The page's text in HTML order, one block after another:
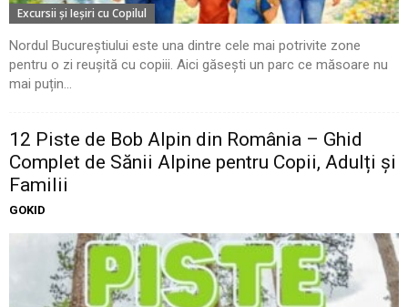
Excursii şi Ieşiri cu Copilul
Nordul Bucureștiului este una dintre cele mai potrivite zone
pentru o zi reușită cu copiii. Aici găsești un parc ce măsoare nu
mai puțin...
12 Piste de Bob Alpin din România – Ghid
Complet de Sănii Alpine pentru Copii, Adulți și
Familii
GOKID